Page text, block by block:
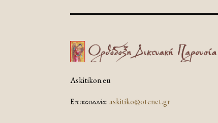
Askitikon.eu
Επικοινωνία:askitiko@otenet.gr